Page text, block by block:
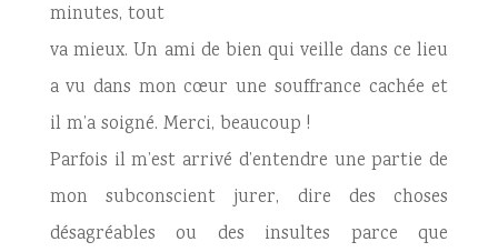
minutes, tout
va mieux. Un ami de bien qui veille dans ce lieu
a vu dans mon cœur une souffrance cachée et
il m’a soigné. Merci, beaucoup !
Parfois il m’est arrivé d’entendre une partie de
mon subconscient jurer, dire des choses
désagréables ou des insultes parce que